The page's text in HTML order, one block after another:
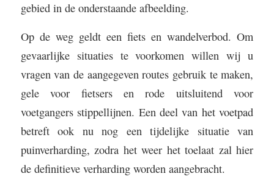
gebied in de onderstaande afbeelding.
Op de weg geldt een fiets en wandelverbod. Om
gevaarlijke situaties te voorkomen willen wij u
vragen van de aangegeven routes gebruik te maken,
gele voor fietsers en rode uitsluitend voor
voetgangers stippellijnen. Een deel van het voetpad
betreft ook nu nog een tijdelijke situatie van
puinverharding, zodra het weer het toelaat zal hier
de definitieve verharding worden aangebracht.